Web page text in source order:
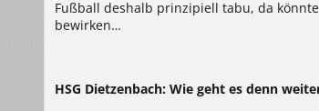
Fußball deshalb prinzipiell tabu, da
bewirken…
HSG Dietzenbach: Wie geht es denn